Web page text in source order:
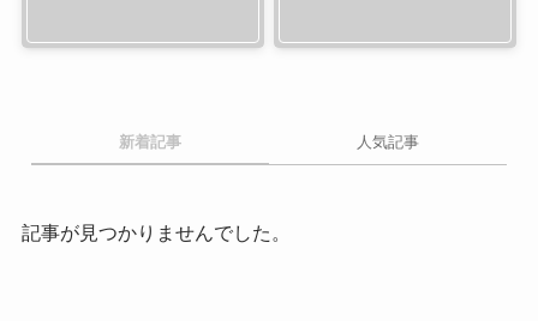
新着記事 人気記事
記事が見つかりませんでした。